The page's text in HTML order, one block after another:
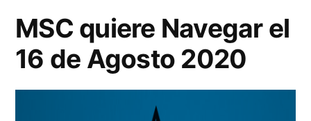
MSC quiere Navegar el
16 de Agosto 2020